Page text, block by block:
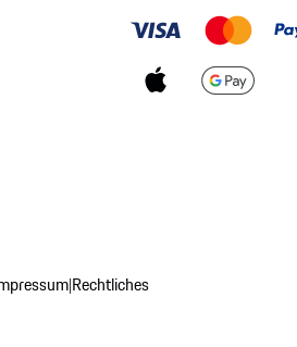
|Rechtliches